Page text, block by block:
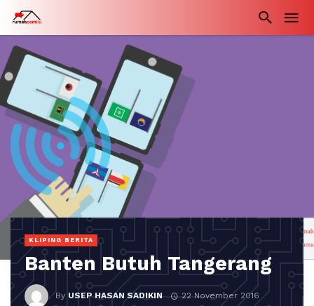
KLIPING BERITA
Banten Butuh Tangerang
By USEP HASAN SADIKIN 22 November 2016